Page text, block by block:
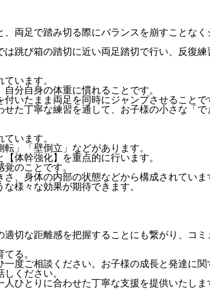
両足で踏み切る際にバランスを崩すことな
跳び箱の踏切に近い両足踏切で行い、反復練
います。
分自身の体重に慣れることです。
いたまま両足を同時にジャンプさせることで
た丁寧な練習を通して、お子様の小さな「で
います。
」「壁倒立」などがあります。
体幹強化】を重点的に行います。
のことです。
、身体の内部の状態などから構成されていま
様々な効果が期待できます。
切な距離感を把握することにも繋がり、コ
る。
度ご相談ください。お子様の成長と発達に関
ください。
ひとりに合わせた丁寧な支援を提供いたしま